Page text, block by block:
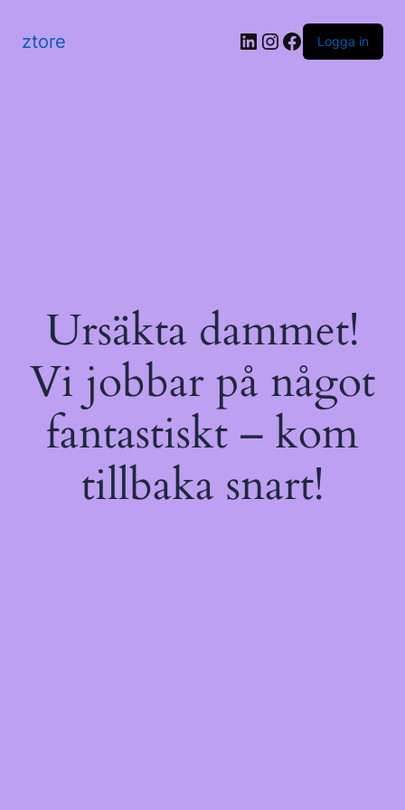
ztore LinkedIn
Instagram
Facebook
Logga in
Ursäkta dammet!
Vi jobbar på något
fantastiskt – kom
tillbaka snart!